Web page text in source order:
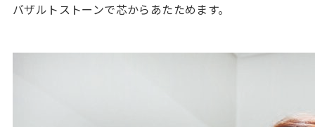
バザルトストーンで芯からあたためます。